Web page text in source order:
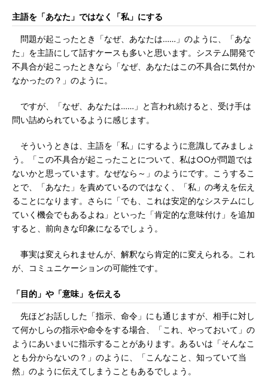
主語を「あなた」ではなく「私」にする
問題が起こったとき「なぜ、あなたは……」のように、「あな
た」を主語にして話すケースも多いと思います。システム開発で
不具合が起こったときなら「なぜ、あなたはこの不具合に気付か
なかったの？」のように。
ですが、「なぜ、あなたは……」と言われ続けると、受け手は
問い詰められているように感じます。
そういうときは、主語を「私」にするように意識してみましょ
う。「この不具合が起こったことについて、私は○○が問題では
ないかと思っています。なぜなら～」のようにです。こうするこ
とで、「あなた」を責めているのではなく、「私」の考えを伝え
ることになります。さらに「でも、これは安定的なシステムにし
ていく機会でもあるよね」といった「肯定的な意味付け」を追加
すると、前向きな印象になるでしょう。
事実は変えられませんが、解釈なら肯定的に変えられる。これ
が、コミュニケーションの可能性です。
「目的」や「意味」を伝える
先ほどお話しした「指示、命令」にも通じますが、相手に対し
て何かしらの指示や命令をする場合、「これ、やっておいて」の
ようにあいまいに指示することがあります。あるいは「そんなこ
とも分からないの？」のように、「こんなこと、知っていて当
然」のように伝えてしまうこともあるでしょう。